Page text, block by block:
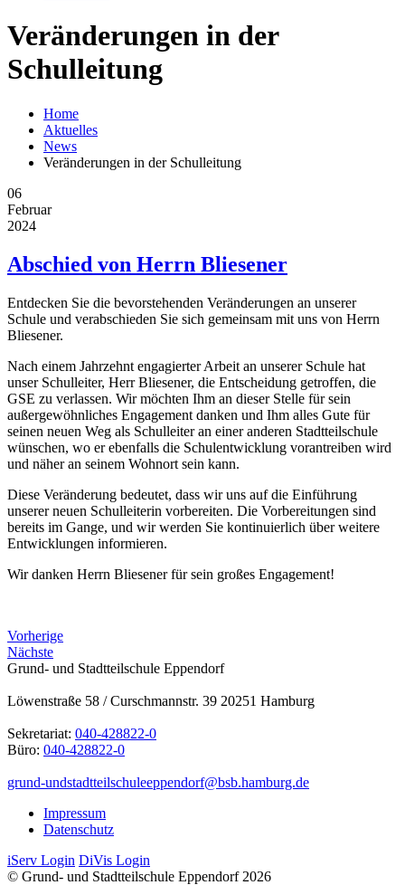
Veränderungen in der
Schulleitung
Home
Aktuelles
News
Veränderungen in der Schulleitung
06
Februar
2024
Abschied von Herrn Bliesener
Entdecken Sie die bevorstehenden Veränderungen an unserer
Schule und verabschieden Sie sich gemeinsam mit uns von Herrn
Bliesener.
Nach einem Jahrzehnt engagierter Arbeit an unserer Schule hat
unser Schulleiter, Herr Bliesener, die Entscheidung getroffen, die
GSE zu verlassen. Wir möchten Ihm an dieser Stelle für sein
außergewöhnliches Engagement danken und Ihm alles Gute für
seinen neuen Weg als Schulleiter an einer anderen Stadtteilschule
wünschen, wo er ebenfalls die Schulentwicklung vorantreiben wird
und näher an seinem Wohnort sein kann.
Diese Veränderung bedeutet, dass wir uns auf die Einführung
unserer neuen Schulleiterin vorbereiten. Die Vorbereitungen sind
bereits im Gange, und wir werden Sie kontinuierlich über weitere
Entwicklungen informieren.
Wir danken Herrn Bliesener für sein großes Engagement!
Vorherige
Nächste
Grund- und Stadtteilschule Eppendorf
Löwenstraße 58 / Curschmannstr. 39 20251 Hamburg
Sekretariat: 040-428822-0
Büro: 040-428822-0
grund-undstadtteilschuleeppendorf@bsb.hamburg.de
Impressum
Datenschutz
iServ Login DiVis Login
© Grund- und Stadtteilschule Eppendorf 2026